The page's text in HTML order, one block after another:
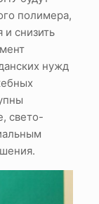
полимера,
и снизить
нужд
свето-